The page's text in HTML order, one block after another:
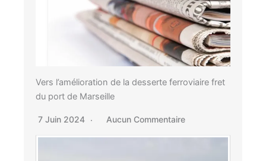
Vers l’amélioration de la desserte ferroviaire fret
du port de Marseille
7 Juin 2024 Aucun Commentaire